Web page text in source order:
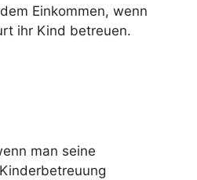
Einkommen, wenn
ihr Kind betreuen.
man seine